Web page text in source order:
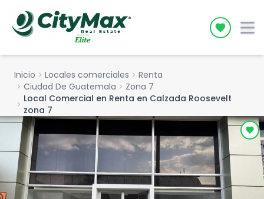
Icon
Inicio chevron_right Locales comerciales chevron_right Renta
chevron_right Ciudad De Guatemala chevron_right Zona 7
chevron_right Local Comercial en Renta en Calzada Roosevelt
zona 7